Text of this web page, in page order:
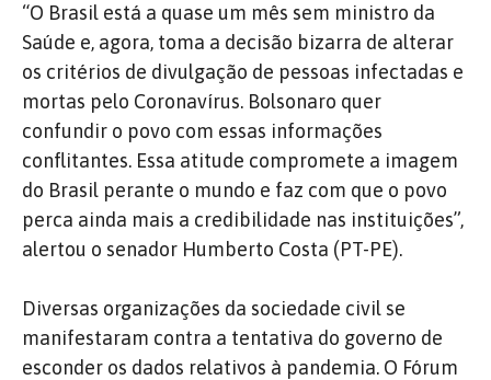
“O Brasil está a quase um mês sem ministro da
Saúde e, agora, toma a decisão bizarra de alterar
os critérios de divulgação de pessoas infectadas e
mortas pelo Coronavírus. Bolsonaro quer
confundir o povo com essas informações
conflitantes. Essa atitude compromete a imagem
do Brasil perante o mundo e faz com que o povo
perca ainda mais a credibilidade nas instituições”,
alertou o senador Humberto Costa (PT-PE).
Diversas organizações da sociedade civil se
manifestaram contra a tentativa do governo de
esconder os dados relativos à pandemia. O Fórum